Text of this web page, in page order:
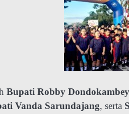
Bupati Robby Dondokambey
Vanda Sarundajang, serta